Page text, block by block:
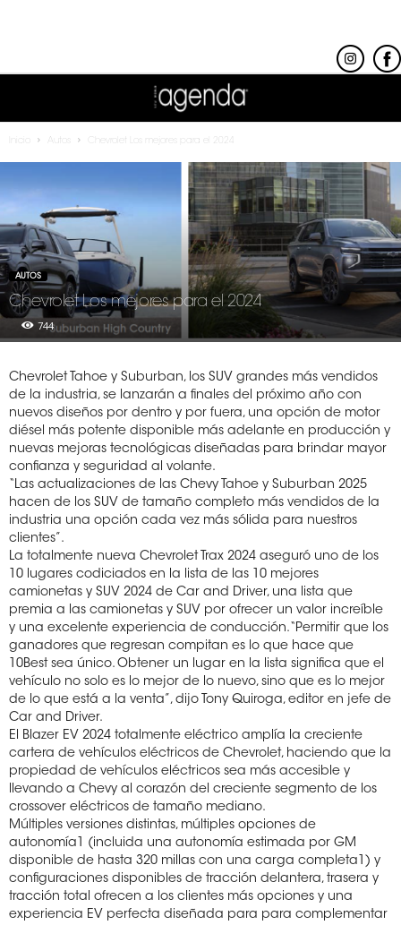
Autos Chevrolet Los mejores para el 2024
AUTOS
Chevrolet Los mejores para el 2024
744
Chevrolet Tahoe y Suburban, los SUV grandes más vendidos
de la industria, se lanzarán a finales del próximo año con
nuevos diseños por dentro y por fuera, una opción de motor
diésel más potente disponible más adelante en producción y
nuevas mejoras tecnológicas diseñadas para brindar mayor
confianza y seguridad al volante.
“Las actualizaciones de las Chevy Tahoe y Suburban 2025
hacen de los SUV de tamaño completo más vendidos de la
industria una opción cada vez más sólida para nuestros
clientes”.
La totalmente nueva Chevrolet Trax 2024 aseguró uno de los
10 lugares codiciados en la lista de las 10 mejores
camionetas y SUV 2024 de Car and Driver, una lista que
premia a las camionetas y SUV por ofrecer un valor increíble
y una excelente experiencia de conducción. “Permitir que los
ganadores que regresan compitan es lo que hace que
10Best sea único. Obtener un lugar en la lista significa que el
vehículo no solo es lo mejor de lo nuevo, sino que es lo mejor
de lo que está a la venta”, dijo Tony Quiroga, editor en jefe de
Car and Driver.
El Blazer EV 2024 totalmente eléctrico amplía la creciente
cartera de vehículos eléctricos de Chevrolet, haciendo que la
propiedad de vehículos eléctricos sea más accesible y
llevando a Chevy al corazón del creciente segmento de los
crossover eléctricos de tamaño mediano.
Múltiples versiones distintas, múltiples opciones de
autonomía1 ​​(incluida una autonomía estimada por GM
disponible de hasta 320 millas con una carga completa1) y
configuraciones disponibles de tracción delantera, trasera y
tracción total ofrecen a los clientes más opciones y una
experiencia EV perfecta diseñada para para complementar